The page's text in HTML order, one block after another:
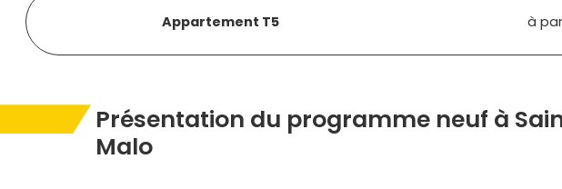
Appartement T5 à
Présentation du programme neuf à
Malo